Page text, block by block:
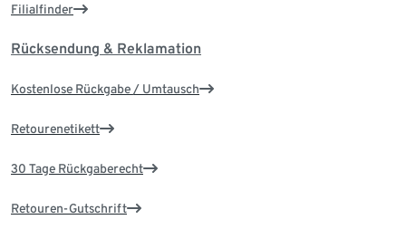
Filialfinder
Rücksendung & Reklamation
Kostenlose Rückgabe / Umtausch
Retourenetikett
30 Tage Rückgaberecht
Retouren-Gutschrift